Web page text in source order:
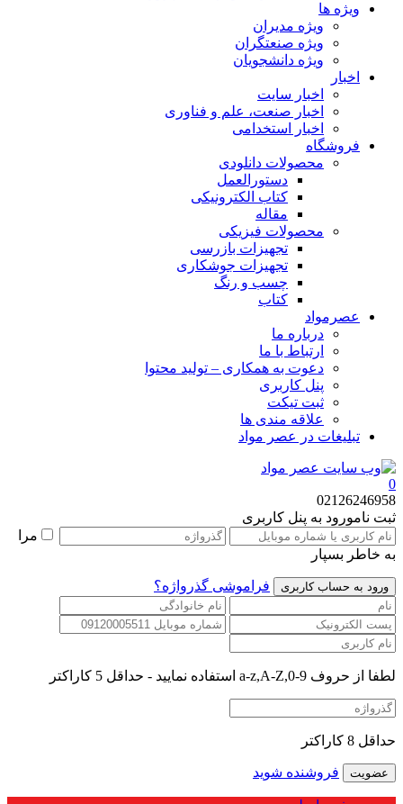
ویژه ها
ویژه مدیران
ویژه صنعتگران
ویژه دانشجویان
اخبار
اخبار سایت
اخبار صنعت، علم و فناوری
اخبار استخدامی
فروشگاه
محصولات دانلودی
دستورالعمل
کتاب الکترونیکی
مقاله
محصولات فیزیکی
تجهیزات بازرسی
تجهیزات جوشکاری
چسب و رنگ
کتاب
عصرمواد
درباره ما
ارتباط با ما
دعوت به همکاری – تولید محتوا
پنل کاربری
ثبت تیکت
علاقه مندی ها
تبلیغات در عصر مواد
0
02126246958
ثبت نامورود به پنل کاربری
مرا
به خاطر بسپار
فراموشی گذرواژه؟
لطفا از حروف a-z,A-Z,0-9 استفاده نمایید - حداقل 5 کاراکتر
حداقل 8 کاراکتر
فروشنده شوید